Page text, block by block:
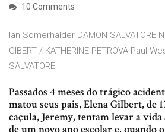
10 Comments
Ian Somerhalder DAMON SALVATORE
GIBERT / KATHERINE PETROVA Paul
SALVATORE
Passados 4 meses do trágico
matou seus pais, Elena Gilbert, de
caçula, Jeremy, tentam levar a